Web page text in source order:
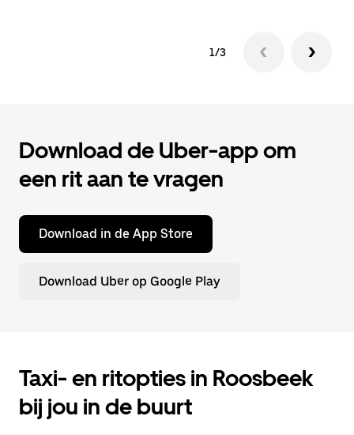
1/3
Download de Uber-app om
een rit aan te vragen
Download in de App Store
Download Uber op Google Play
Taxi- en ritopties in Roosbeek
bij jou in de buurt